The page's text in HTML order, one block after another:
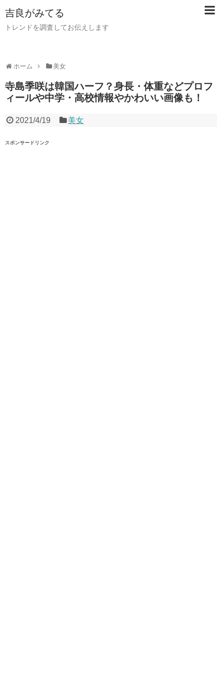
吉良がみてる
トレンドを調査してお伝えします
ホーム 美女
寺島季咲は韓国ハーフ？身長・体重などプロフ
ィールや中学・高校情報やかわいい画像も！
2021/4/19 美女
スポンサードリンク